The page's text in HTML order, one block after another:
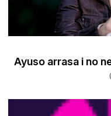
Ayuso arrasa i no